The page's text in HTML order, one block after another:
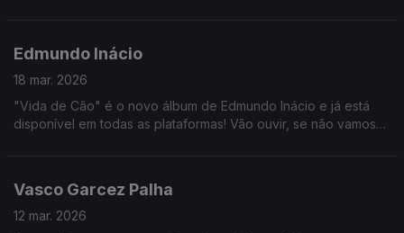
Edmundo Inácio
18 mar. 2026
"Vida de Cão" é o novo álbum de Edmundo Inácio e já está
disponível em todas as plataformas! Vão ouvir, se não vamos
Vasco Garcez Palha
12 mar. 2026